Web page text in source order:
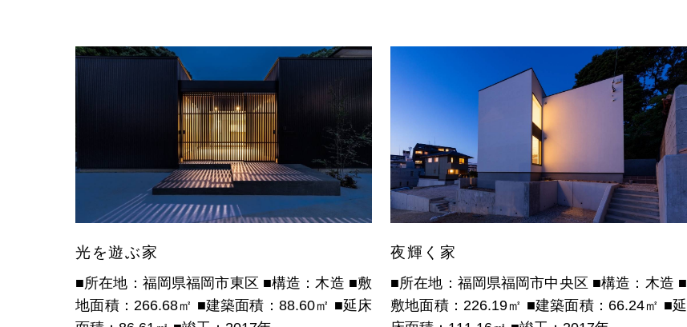
光を遊ぶ家
■所在地：福岡県福岡市東区 ■構造：木造 ■敷
地面積：266.68㎡ ■建築面積：88.60㎡ ■延床
夜輝く家
■所在地：福岡県福岡市中央区 ■構造：木造 ■
敷地面積：226.19㎡ ■建築面積：66.24㎡ ■延